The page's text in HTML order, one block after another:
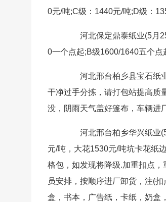
0元/吨;C级：1440元/吨;D级：
河北保定鼎泰纸业(5月25
0一个点起;B级1600/1640五个
河北邢台柏乡县宝石纸业
干净过手分拣，请打包站提高质
没，阴雨天气盖好篷布，车辆进
河北邢台柏乡华兴纸业(5
元/吨，大花1530元/吨坑卡花纸
格包，如发现将降级.加重扣点
员安排，按顺序进厂卸货，注(
盒，书本，广告纸，卡纸，奶盒